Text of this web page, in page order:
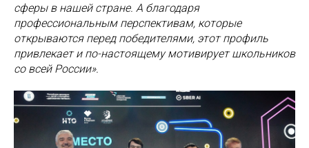
сферы в нашей стране. А благодаря
профессиональным перспективам, которые
открываются перед победителями, этот профиль
привлекает и по-настоящему мотивирует школьников
со всей России».